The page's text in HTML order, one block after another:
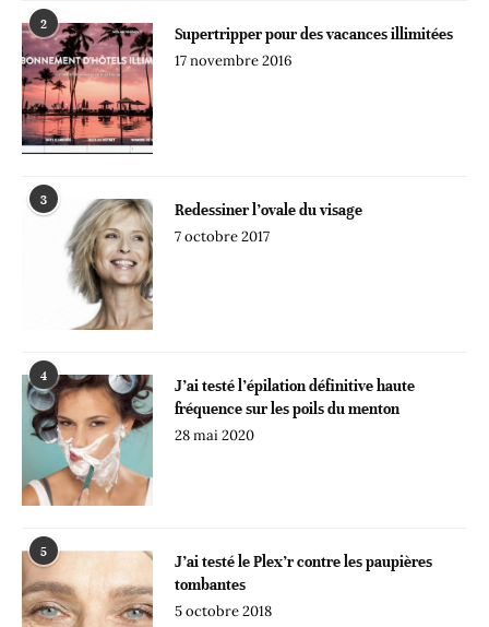
2
Supertripper pour des vacances illimitées
17 novembre 2016
3
Redessiner l’ovale du visage
7 octobre 2017
4
J’ai testé l’épilation définitive haute
fréquence sur les poils du menton
28 mai 2020
5
J’ai testé le Plex’r contre les paupières
tombantes
5 octobre 2018